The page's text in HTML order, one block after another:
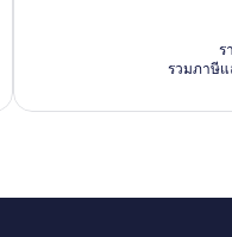
ร
รวมภาษีแ